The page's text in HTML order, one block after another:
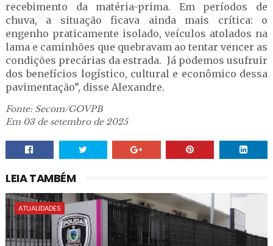
recebimento da matéria-prima. Em períodos de
chuva, a situação ficava ainda mais crítica: o
engenho praticamente isolado, veículos atolados na
lama e caminhões que quebravam ao tentar vencer as
condições precárias da estrada. Já podemos usufruir
dos benefícios logístico, cultural e econômico dessa
pavimentação”, disse Alexandre.
Fonte: Secom/GOVPB
Em 03 de setembro de 2025
LEIA TAMBÉM
ATUALIDADES